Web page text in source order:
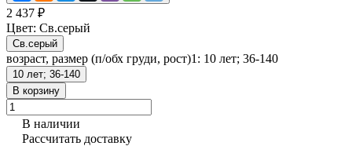
2 437 ₽
Цвет: Св.серый
Св.серый
возраст, размер (п/обх груди, рост)1: 10 лет; 36-140
10 лет; 36-140
В корзину
В наличии
Рассчитать доставку